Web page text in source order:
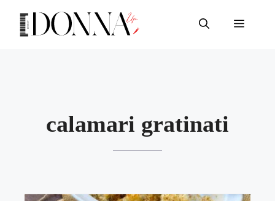
contenuto
Menu
calamari gratinati